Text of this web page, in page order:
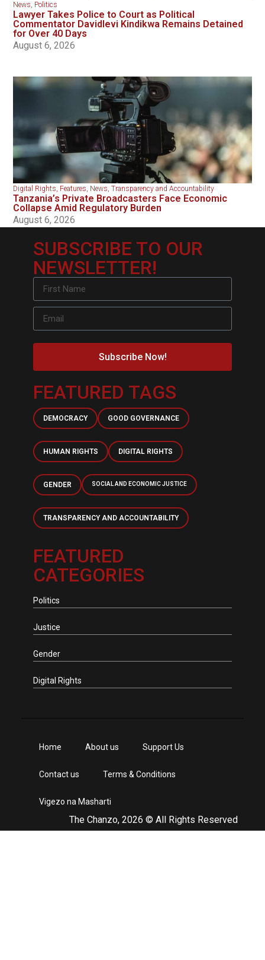
News, Politics
Lawyer Takes Police to Court as Political
Commentator Davidlevi Kindikwa Remains Detained
for Over 40 Days
August 6, 2026
Digital Rights, Features, News,Transparency and Accountability
Tanzania’s Private Broadcasters Face Economic
Collapse Amid Regulatory Burden
August 6, 2026
SUBSCRIBE TO OUR
NEWSLETTER!
Subscribe Now!
FEATURED TAGS
DEMOCRACY GOOD GOVERNANCE
HUMAN RIGHTS DIGITAL RIGHTS
GENDER SOCIAL AND ECONOMIC JUSTICE
TRANSPARENCY AND ACCOUNTABILITY
FEATURED
CATEGORIES
Politics
Justice
Gender
Digital Rights
The Chanzo, 2026 © All Rights Reserved
Home About us Support Us
Contact us Terms & Conditions
Vigezo na Masharti